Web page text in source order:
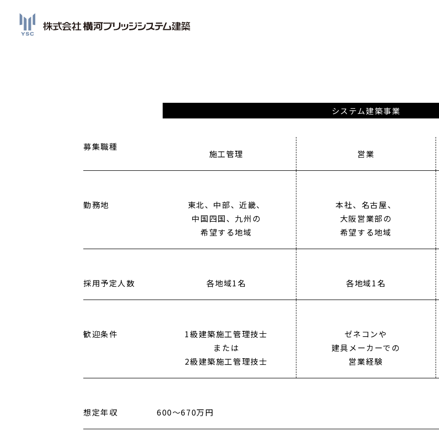
システム建築事業
募集職種
施工管理 営業
勤務地
東北、中部、近畿、
中国四国、九州の
希望する地域
本社、名古屋、
大阪営業部の
希望する地域
採用予定人数 各地域1名 各地域1名
歓迎条件
1級建築施工管理技士
または
2級建築施工管理技士
ゼネコンや
建具メーカーでの
営業経験
想定年収 600～670万円